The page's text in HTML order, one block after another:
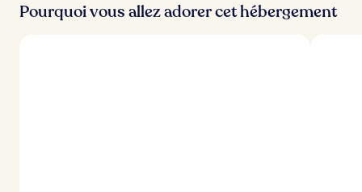
Pourquoi vous allez adorer cet hébergement